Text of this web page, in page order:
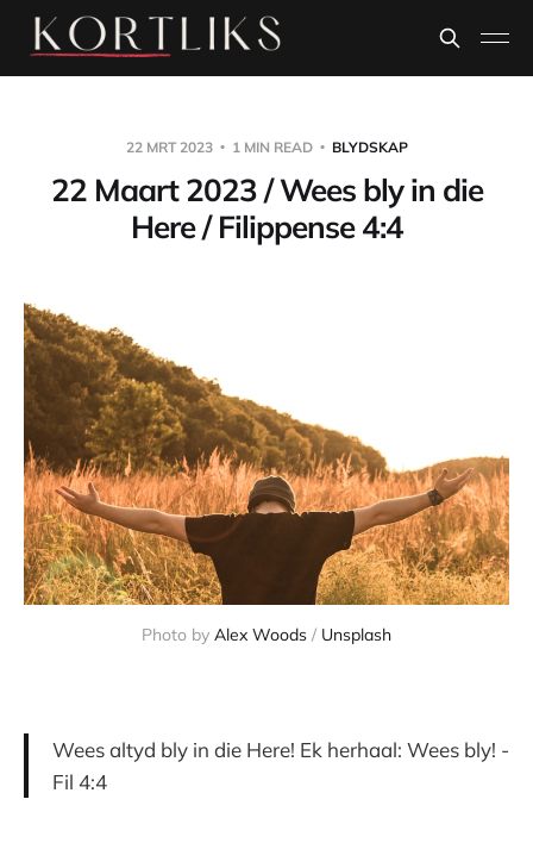
22 MRT 2023 1 MIN READ BLYDSKAP
22 Maart 2023 / Wees bly in die
Here / Filippense 4:4
Photo by Alex Woods / Unsplash
Wees altyd bly in die Here! Ek herhaal: Wees bly! -
Fil 4:4